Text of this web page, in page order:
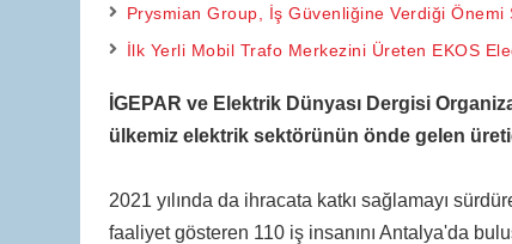
Prysmian Group, İş Güvenliğine Verdiği
İlk Yerli Mobil Trafo Merkezini Üreten EKOS
İGEPAR ve Elektrik Dünyası Dergisi
ülkemiz elektrik sektörünün önde gelen
2021 yılında da ihracata katkı sağlamayı
faaliyet gösteren 110 iş insanını Antalya'da